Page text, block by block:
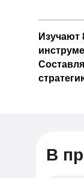
Изучают
В